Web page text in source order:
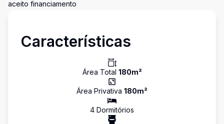
aceito financiamento
Características
Área Total 180m²
Área Privativa 180m²
4 Dormitórios